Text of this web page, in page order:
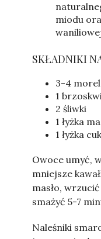
miodu
SKŁADNIKI
3-4
1
2 śliwki
1 łyżka
1 łyżka
Owoce umyć,
mniejsze
masło,
smażyć 5-7
Naleśniki